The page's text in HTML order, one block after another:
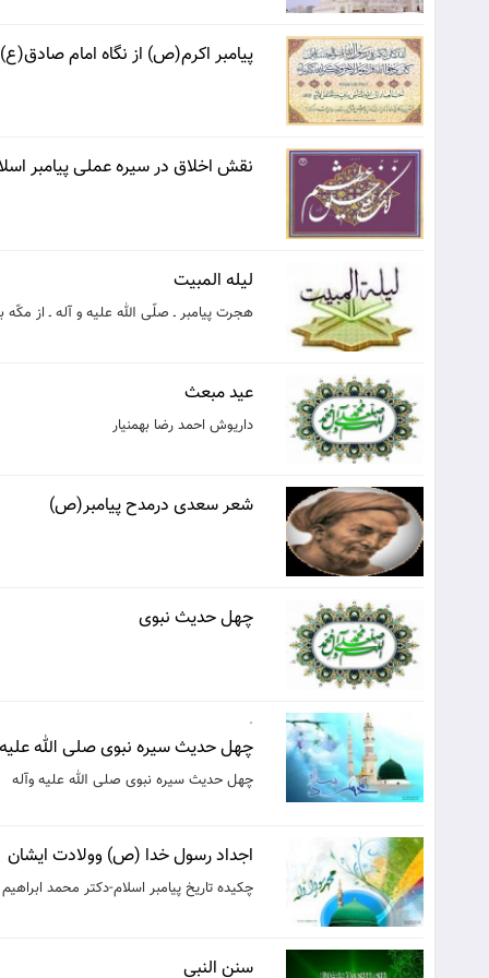
پيامبر اكرم(ص) از نگاه امام صادق(ع)
نقش اخلاق در سيره عملى پيامبر
لیله المبیت
هجرت پیامبر ـ صلّی الله علیه و آله ـ از مكّه
عید مبعث
داریوش احمد رضا بهمنیار
شعر سعدی درمدح پیامبر(ص)
چهل حدیث نبوی
.
چهل حدیث سیره نبوی صلی الله علیه
چهل حدیث سیره نبوی صلی الله علیه وآله
اجداد رسول خدا (ص) وولادت ایشان
چكيده تاريخ پيامبر اسلام-دكتر محمد
سنن النبی